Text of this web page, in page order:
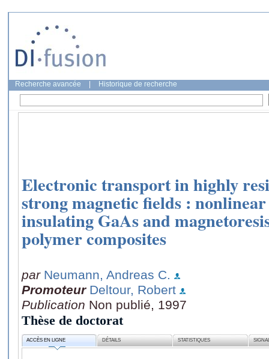
Recherche avancée Historique de recherche
Electronic transport in highly
strong magnetic fields :
insulating GaAs and
polymer composites
par Neumann, Andreas C.
Promoteur Deltour, Robert
Publication Non publié, 1997
Thèse de doctorat
ACCÈS EN LIGNE DÉTAILS STATISTIQUES